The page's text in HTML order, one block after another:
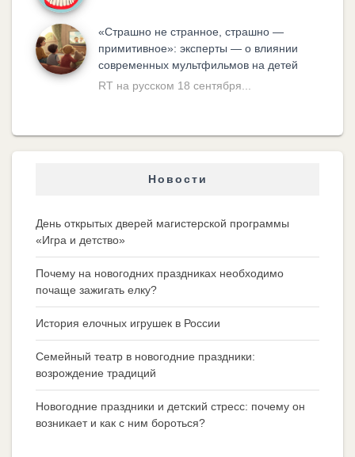
«Cтрашно не странное, страшно —
примитивное»: эксперты — о влиянии
современных мультфильмов на детей
RT на русском 18 сентября...
Новости
День открытых дверей магистерской программы
«Игра и детство»
Почему на новогодних праздниках необходимо
почаще зажигать елку?
История елочных игрушек в России
Семейный театр в новогодние праздники:
возрождение традиций
Новогодние праздники и детский стресс: почему он
возникает и как с ним бороться?